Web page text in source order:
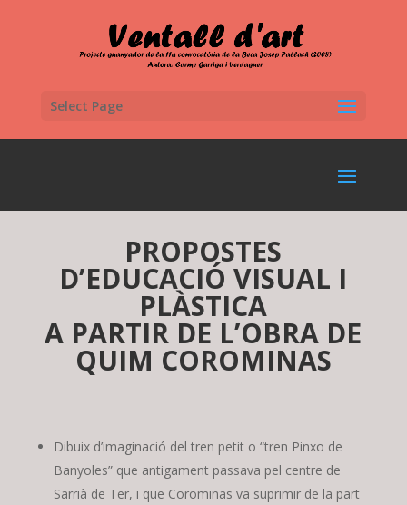
Select Page
PROPOSTES
D’EDUCACIÓ VISUAL I
PLÀSTICA
A PARTIR DE L’OBRA DE
QUIM COROMINAS
Dibuix d’imaginació del tren petit o “tren Pinxo de
Banyoles” que antigament passava pel centre de
Sarrià de Ter, i que Corominas va suprimir de la part